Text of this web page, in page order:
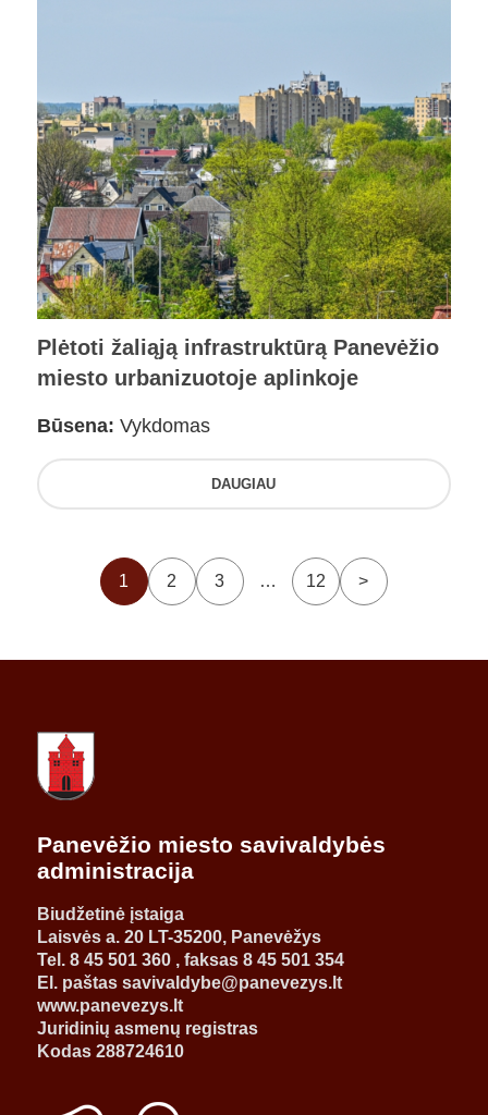
Plėtoti žaliąją infrastruktūrą Panevėžio
miesto urbanizuotoje aplinkoje
Būsena: Vykdomas
DAUGIAU
1 2 3 … 12 >
Panevėžio miesto savivaldybės
administracija
Biudžetinė įstaiga
Laisvės a. 20 LT-35200, Panevėžys
Tel. 8 45 501 360 , faksas 8 45 501 354
El. paštas savivaldybe@panevezys.lt
www.panevezys.lt
Juridinių asmenų registras
Kodas 288724610